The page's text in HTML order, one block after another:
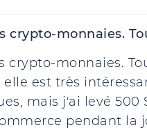
crypto-monnaies.
crypto-monnaies.
est très
mais j'ai levé
pendant la